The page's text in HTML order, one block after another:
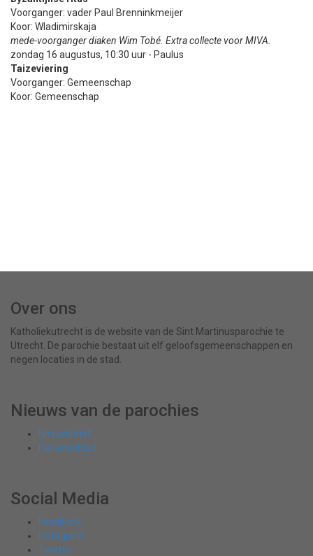
Voorganger: vader Paul Brenninkmeijer
Koor: Wladimirskaja
mede-voorganger diaken Wim Tobé. Extra collecte voor MIVA.
zondag 16 augustus, 10:30 uur - Paulus
Taizeviering
Voorganger: Gemeenschap
Koor: Gemeenschap
Over ons
Katholiekutrecht is de website van de Sint Martinusparochie te
Utrecht. De parochie bestaat uit elf geloofsgemeenschappen en
negen locaties in de stad.
Nieuws van de parochies
Nieuwsbrief
Parochieblad
Social Media
Facebook
Instagram
Twitter